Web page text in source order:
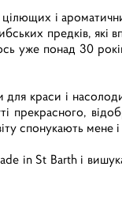
цілющих і
предків, які
уже понад 30
для краси і
прекрасного,
спонукають
in St Barth і